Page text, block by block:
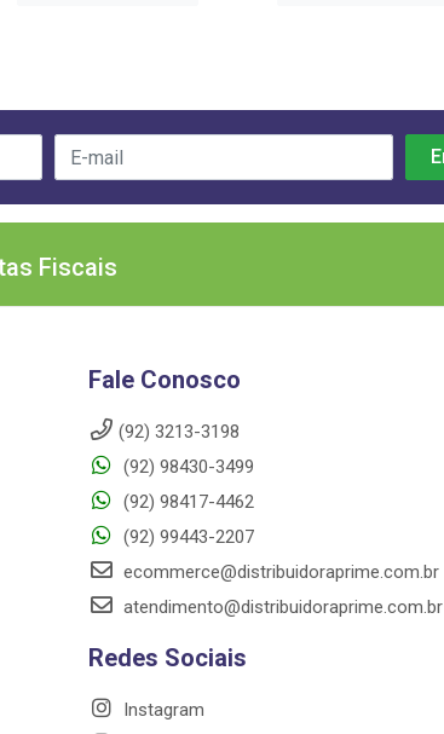
Fiscais
Fale Conosco
(92) 3213-3198
(92) 98430-3499
(92) 98417-4462
(92) 99443-2207
ecommerce@distribuidoraprime.com.br
atendimento@distribuidoraprime.com.br
Redes Sociais
Instagram